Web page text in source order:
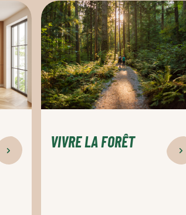
Vivre
la
forêt
VIVRE LA FORÊT